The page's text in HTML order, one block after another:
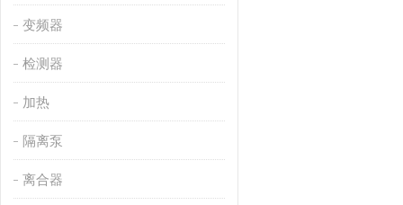
变频器
检测器
加热
隔离泵
离合器